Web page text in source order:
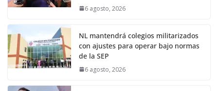
6 agosto, 2026
NL mantendrá colegios militarizados
con ajustes para operar bajo normas
de la SEP
6 agosto, 2026